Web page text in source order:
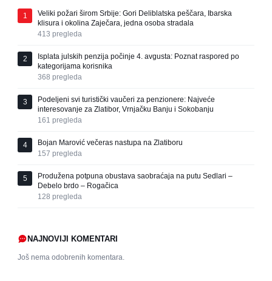
1
Veliki požari širom Srbije: Gori Deliblatska peščara, Ibarska
klisura i okolina Zaječara, jedna osoba stradala
413 pregleda
2
Isplata julskih penzija počinje 4. avgusta: Poznat raspored po
kategorijama korisnika
368 pregleda
3
Podeljeni svi turistički vaučeri za penzionere: Najveće
interesovanje za Zlatibor, Vrnjačku Banju i Sokobanju
161 pregleda
4
Bojan Marović večeras nastupa na Zlatiboru
157 pregleda
5
Produžena potpuna obustava saobraćaja na putu Sedlari –
Debelo brdo – Rogačica
128 pregleda
NAJNOVIJI KOMENTARI
Još nema odobrenih komentara.